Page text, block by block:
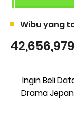
Wibu yang
42,656,979
Ingin Beli
Drama